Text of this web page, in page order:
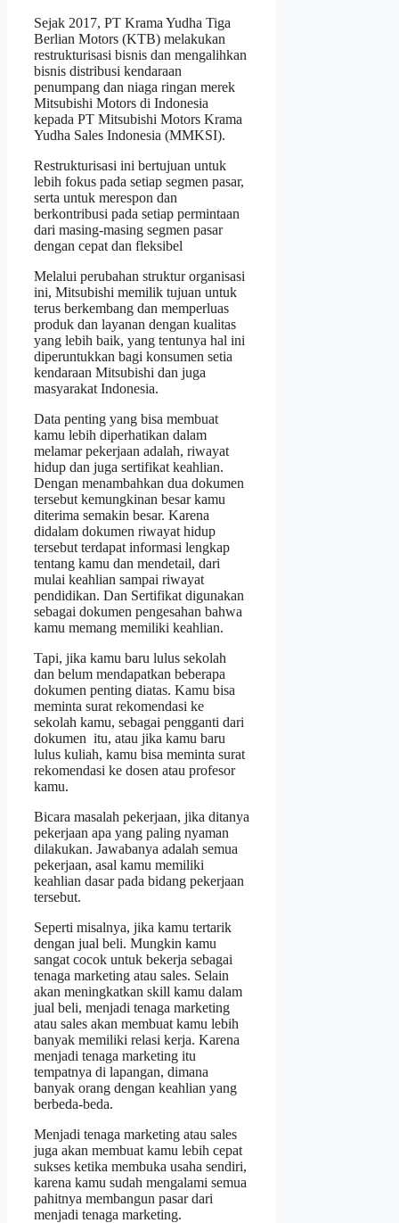
Sejak 2017, PT Krama Yudha Tiga
Berlian Motors (KTB) melakukan
restrukturisasi bisnis dan mengalihkan
bisnis distribusi kendaraan
penumpang dan niaga ringan merek
Mitsubishi Motors di Indonesia
kepada PT Mitsubishi Motors Krama
Yudha Sales Indonesia (MMKSI).
Restrukturisasi ini bertujuan untuk
lebih fokus pada setiap segmen pasar,
serta untuk merespon dan
berkontribusi pada setiap permintaan
dari masing-masing segmen pasar
dengan cepat dan fleksibel
Melalui perubahan struktur organisasi
ini, Mitsubishi memilik tujuan untuk
terus berkembang dan memperluas
produk dan layanan dengan kualitas
yang lebih baik, yang tentunya hal ini
diperuntukkan bagi konsumen setia
kendaraan Mitsubishi dan juga
masyarakat Indonesia.
Data penting yang bisa membuat
kamu lebih diperhatikan dalam
melamar pekerjaan adalah, riwayat
hidup dan juga sertifikat keahlian.
Dengan menambahkan dua dokumen
tersebut kemungkinan besar kamu
diterima semakin besar. Karena
didalam dokumen riwayat hidup
tersebut terdapat informasi lengkap
tentang kamu dan mendetail, dari
mulai keahlian sampai riwayat
pendidikan. Dan Sertifikat digunakan
sebagai dokumen pengesahan bahwa
kamu memang memiliki keahlian.
Tapi, jika kamu baru lulus sekolah
dan belum mendapatkan beberapa
dokumen penting diatas. Kamu bisa
meminta surat rekomendasi ke
sekolah kamu, sebagai pengganti dari
dokumen itu, atau jika kamu baru
lulus kuliah, kamu bisa meminta surat
rekomendasi ke dosen atau profesor
kamu.
Bicara masalah pekerjaan, jika ditanya
pekerjaan apa yang paling nyaman
dilakukan. Jawabanya adalah semua
pekerjaan, asal kamu memiliki
keahlian dasar pada bidang pekerjaan
tersebut.
Seperti misalnya, jika kamu tertarik
dengan jual beli. Mungkin kamu
sangat cocok untuk bekerja sebagai
tenaga marketing atau sales. Selain
akan meningkatkan skill kamu dalam
jual beli, menjadi tenaga marketing
atau sales akan membuat kamu lebih
banyak memiliki relasi kerja. Karena
menjadi tenaga marketing itu
tempatnya di lapangan, dimana
banyak orang dengan keahlian yang
berbeda-beda.
Menjadi tenaga marketing atau sales
juga akan membuat kamu lebih cepat
sukses ketika membuka usaha sendiri,
karena kamu sudah mengalami semua
pahitnya membangun pasar dari
menjadi tenaga marketing.